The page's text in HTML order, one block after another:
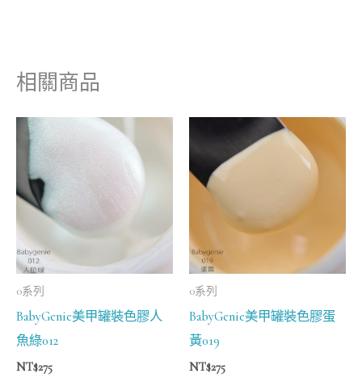
相關商品
0系列
BabyGenie美甲罐裝色膠人
魚綠012
NT$275
0系列
BabyGenie美甲罐裝色膠蛋
黃019
NT$275